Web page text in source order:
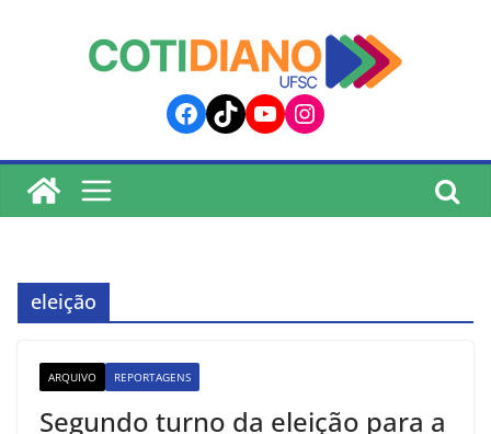
Facebook
TikTokYouTube
Instagram
eleição
ARQUIVO REPORTAGENS
Segundo turno da eleição para a